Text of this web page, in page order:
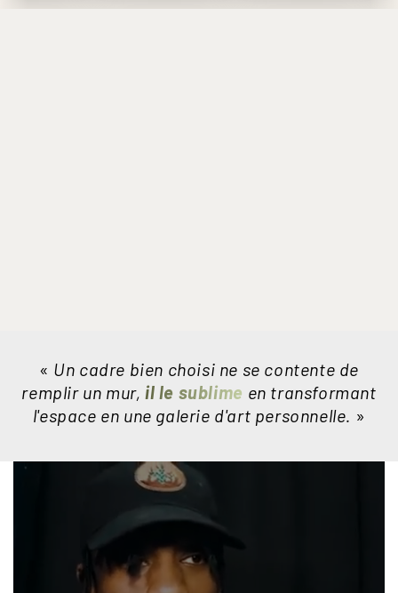
« Un cadre bien choisi ne se contente de
remplir un mur, il le sublime en transformant
l'espace en une galerie d'art personnelle. »